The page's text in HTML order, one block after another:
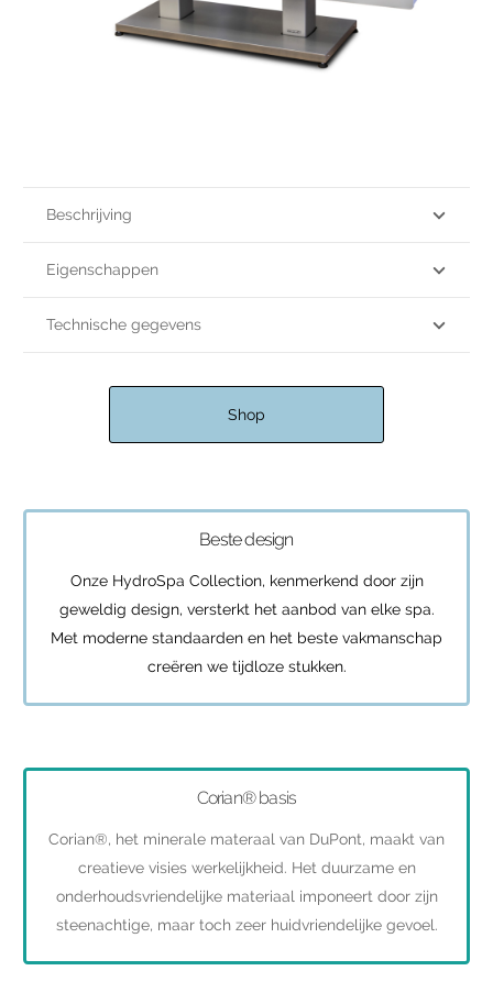
Beschrijving
Eigenschappen
Technische gegevens
Shop
Beste design
Onze HydroSpa Collection, kenmerkend door zijn
geweldig design, versterkt het aanbod van elke spa.
Met moderne standaarden en het beste vakmanschap
creëren we tijdloze stukken.
Corian® basis
Corian®, het minerale materaal van DuPont, maakt van
creatieve visies werkelijkheid. Het duurzame en
onderhoudsvriendelijke materiaal imponeert door zijn
steenachtige, maar toch zeer huidvriendelijke gevoel.